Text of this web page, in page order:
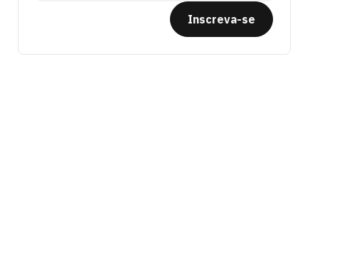
Inscreva-se